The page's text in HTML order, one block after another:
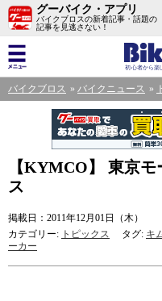
グーバイク・アプリ
バイクブロスの新着記事・話題の
記事を見逃さない！
バイクブロス バイクニュース
【KYMCO】 東京
ス
掲載日：2011年12月01日（木）
カテゴリー: トピックス タグ: キ
ーカー